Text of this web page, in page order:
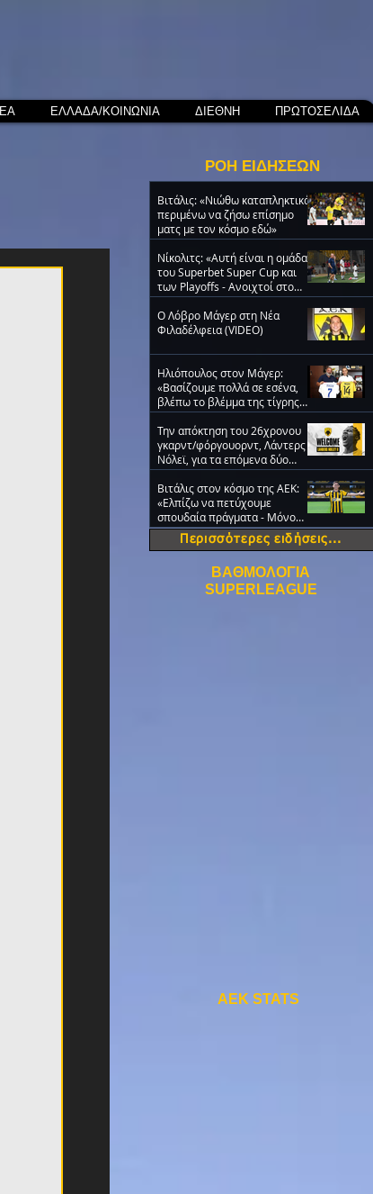
ΕΛΛΑΔΑ/ΚΟΙΝΩΝΙΑ ΔΙΕΘΝΗ ΠΡΩΤΟΣΕΛΙΔΑ
ΡΟΗ ΕΙΔΗΣΕΩΝ
Βιτάλις: «Νιώθω καταπληκτικά,
περιμένω να ζήσω επίσημο
ματς με τον κόσμο εδώ»
Νίκολιτς: «Αυτή είναι η ομάδα
του Superbet Super Cup και
των Playoffs - Ανοιχτοί στο
μεταγραφικό παζάρι»
O Λόβρο Μάγερ στη Νέα
Φιλαδέλφεια (VIDEO)
Ηλιόπουλος στον Μάγερ:
«Βασίζουμε πολλά σε εσένα,
βλέπω το βλέμμα της τίγρης
στα μάτια σου» (video)
Την απόκτηση του 26χρονου
γκαρντ/φόργουορντ, Λάντερς
Νόλεϊ, για τα επόμενα δύο
χρόνια ανακοίνωσε η ΑΕΚ
Βιτάλις στον κόσμο της ΑΕΚ:
«Ελπίζω να πετύχουμε
σπουδαία πράγματα - Μόνο
ΑΕΚ!» (VIDEO)
ΒΑΘΜΟΛΟΓΙΑ
SUPERLEAGUE
Περισσότερες ειδήσεις...
AEK STATS